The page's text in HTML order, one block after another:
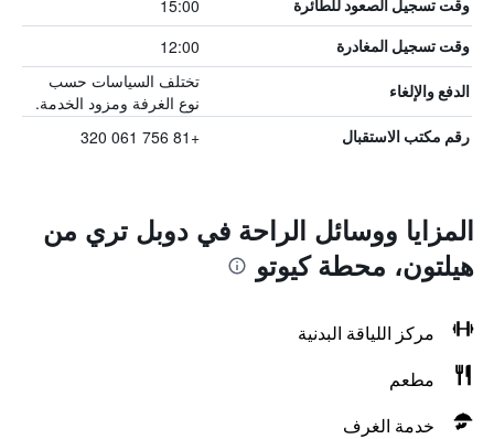
وقت تسجيل الصعود للطائرة 15:00
وقت تسجيل المغادرة 12:00
الدفع والإلغاء
تختلف السياسات حسب
نوع الغرفة ومزود الخدمة.
رقم مكتب الاستقبال +81 756 061 320
المزايا ووسائل الراحة في دوبل تري من
هيلتون، محطة كيوتو
مركز اللياقة البدنية
مطعم
خدمة الغرف